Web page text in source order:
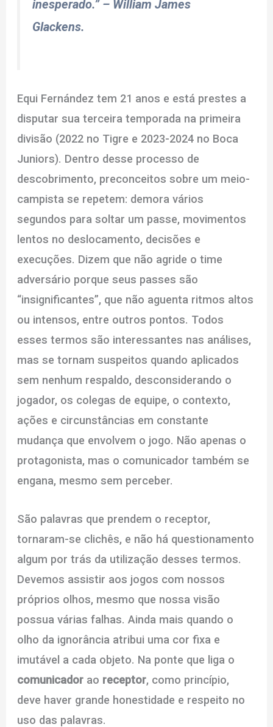
inesperado.” – William James
Glackens.
Equi Fernández tem 21 anos e está prestes a
disputar sua terceira temporada na primeira
divisão (2022 no Tigre e 2023-2024 no Boca
Juniors). Dentro desse processo de
descobrimento, preconceitos sobre um meio-
campista se repetem: demora vários
segundos para soltar um passe, movimentos
lentos no deslocamento, decisões e
execuções. Dizem que não agride o time
adversário porque seus passes são
“insignificantes”, que não aguenta ritmos altos
ou intensos, entre outros pontos. Todos
esses termos são interessantes nas análises,
mas se tornam suspeitos quando aplicados
sem nenhum respaldo, desconsiderando o
jogador, os colegas de equipe, o contexto,
ações e circunstâncias em constante
mudança que envolvem o jogo. Não apenas o
protagonista, mas o comunicador também se
engana, mesmo sem perceber.
São palavras que prendem o receptor,
tornaram-se clichês, e não há questionamento
algum por trás da utilização desses termos.
Devemos assistir aos jogos com nossos
próprios olhos, mesmo que nossa visão
possua várias falhas. Ainda mais quando o
olho da ignorância atribui uma cor fixa e
imutável a cada objeto. Na ponte que liga o
comunicador ao receptor, como princípio,
deve haver grande honestidade e respeito no
uso das palavras.